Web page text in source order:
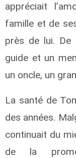
appréciait
famille et de
près de lui.
guide et un
un oncle, un
La santé de
des années.
continuait du
de la